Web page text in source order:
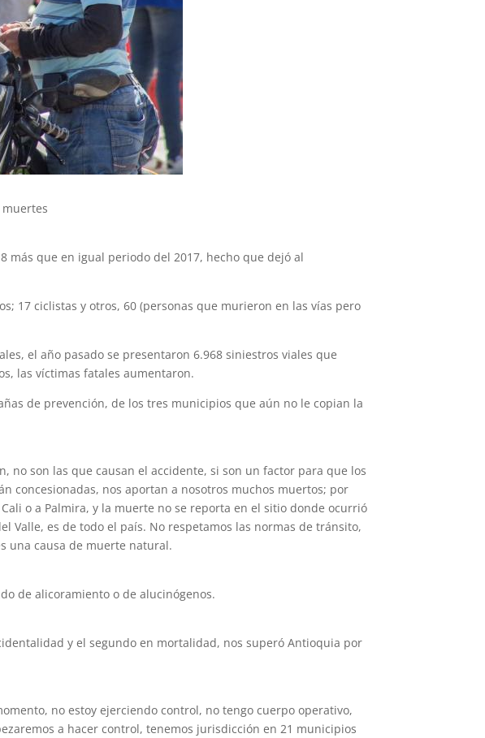
muertes
más que en igual periodo del 2017, hecho que dejó al
17 ciclistas y otros, 60 (personas que murieron en las vías pero
el año pasado se presentaron 6.968 siniestros viales que
las víctimas fatales aumentaron.
de prevención, de los tres municipios que aún no le copian la
no son las que causan el accidente, si son un factor para que los
concesionadas, nos aportan a nosotros muchos muertos; por
o a Palmira, y la muerte no se reporta en el sitio donde ocurrió
Valle, es de todo el país. No respetamos las normas de tránsito,
una causa de muerte natural.
de alicoramiento o de alucinógenos.
y el segundo en mortalidad, nos superó Antioquia por
no estoy ejerciendo control, no tengo cuerpo operativo,
a hacer control, tenemos jurisdicción en 21 municipios